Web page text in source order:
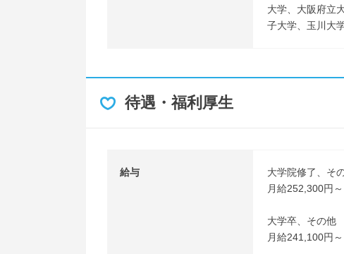
大学、大阪府立
子大学、玉川大
待遇・福利厚生
給与
大学院修了、そ
月給252,300円～
大学卒、その他
月給241,100円～